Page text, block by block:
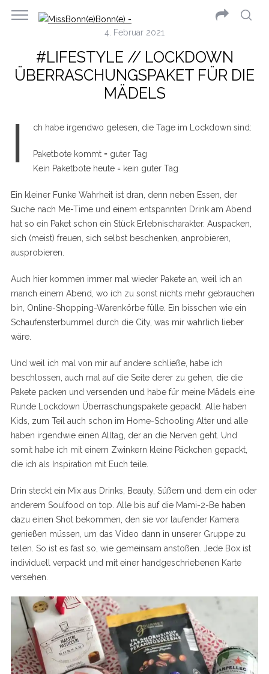
4. Februar 2021
#LIFESTYLE // LOCKDOWN
ÜBERRASCHUNGSPAKET FÜR DIE
MÄDELS
I ch habe irgendwo gelesen, die Tage im Lockdown sind:
Paketbote kommt = guter Tag
Kein Paketbote heute = kein guter Tag
Ein kleiner Funke Wahrheit ist dran, denn neben Essen, der
Suche nach Me-Time und einem entspannten Drink am Abend
hat so ein Paket schon ein Stück Erlebnischarakter. Auspacken,
sich (meist) freuen, sich selbst beschenken, anprobieren,
ausprobieren.
Auch hier kommen immer mal wieder Pakete an, weil ich an
manch einem Abend, wo ich zu sonst nichts mehr gebrauchen
bin, Online-Shopping-Warenkörbe fülle. Ein bisschen wie ein
Schaufensterbummel durch die City, was mir wahrlich lieber
wäre.
Und weil ich mal von mir auf andere schließe, habe ich
beschlossen, auch mal auf die Seite derer zu gehen, die die
Pakete packen und versenden und habe für meine Mädels eine
Runde Lockdown Überraschungspakete gepackt. Alle haben
Kids, zum Teil auch schon im Home-Schooling Alter und alle
haben irgendwie einen Alltag, der an die Nerven geht. Und
somit habe ich mit einem Zwinkern kleine Päckchen gepackt,
die ich als Inspiration mit Euch teile.
Drin steckt ein Mix aus Drinks, Beauty, Süßem und dem ein oder
anderem Soulfood on top. Alle bis auf die Mami-2-Be haben
dazu einen Shot bekommen, den sie vor laufender Kamera
genießen müssen, um das Video dann in unserer Gruppe zu
teilen. So ist es fast so, wie gemeinsam anstoßen. Jede Box ist
individuell verpackt und mit einer handgeschriebenen Karte
versehen.